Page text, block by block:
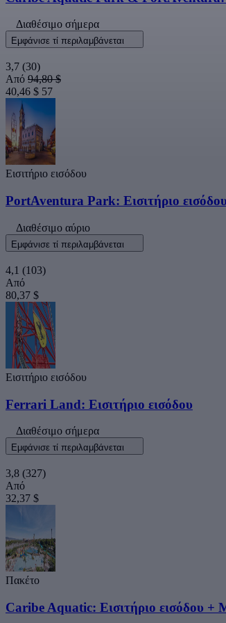
Διαθέσιμο σήμερα
Εμφάνισε τί περιλαμβάνεται
3,7 (30)
Από 94,80 $
40,46 $ 57
Εισιτήριο εισόδου
PortAventura Park: Εισιτήριο
Διαθέσιμο αύριο
Εμφάνισε τί περιλαμβάνεται
4,1 (103)
Από
80,37 $
Εισιτήριο εισόδου
Ferrari Land: Εισιτήριο εισόδου
Διαθέσιμο σήμερα
Εμφάνισε τί περιλαμβάνεται
3,8 (327)
Από
32,37 $
Πακέτο
Caribe Aquatic: Εισιτήριο εισόδου